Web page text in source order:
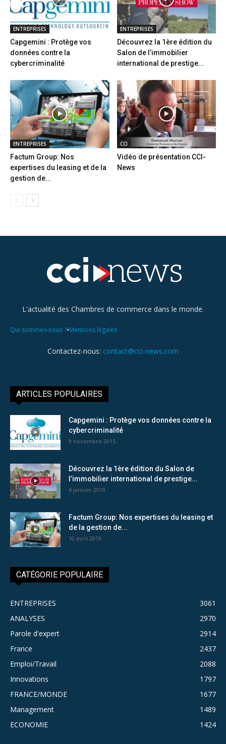
ENTREPRISES
Capgemini : Protège vos
données contre la
cybercriminalité
ENTREPRISES
Découvrez la 1ère édition du
Salon de l’immobilier
international de prestige...
ENTREPRISES
Factum Group: Nos
expertises du leasing et de la
gestion de...
CCI
Vidéo de présentation CCI-
News
L'actualité des Chambres de commerce dans le monde.
Qui sommes-nous ?•Mentions légales
Contactez-nous: contact@cci-news.com
ARTICLES POPULAIRES
Capgemini : Protège vos données contre la
cybercriminalité
9 novembre 2015
Découvrez la 1ère édition du Salon de
l’immobilier international de prestige...
4 janvier 2019
Factum Group: Nos expertises du leasing et
de la gestion de...
10 avril 2019
CATÉGORIE POPULAIRE
ENTREPRISES
3061
ANALYSES
2970
Parole d'expert
2914
France
2437
Emploi/Travail
2088
Innovations
1797
FRANCE/MONDE
1677
Management
1489
ECONOMIE
1424